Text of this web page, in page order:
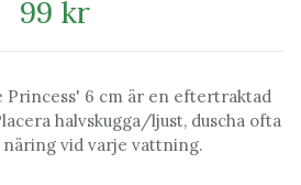
99 kr
Princess' 6 cm är en eftertraktad
halvskugga/ljust, duscha ofta
näring vid varje vattning.